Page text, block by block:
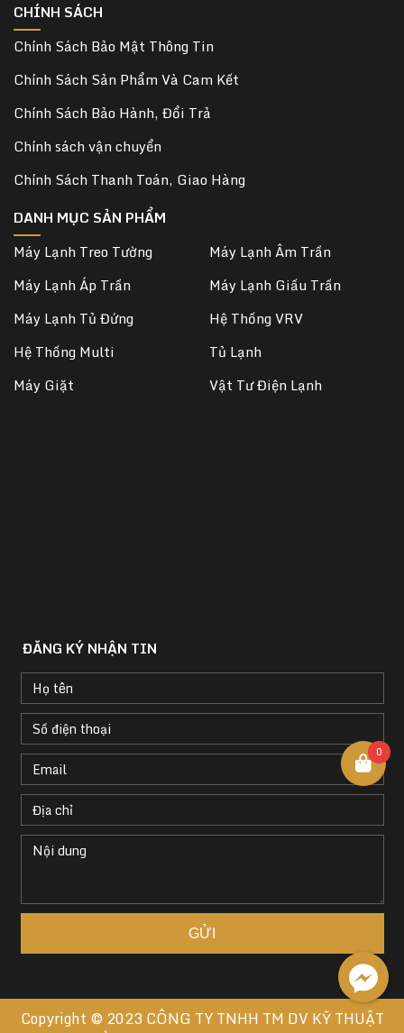
CHÍNH SÁCH
Chính Sách Bảo Mật Thông Tin
Chính Sách Sản Phẩm Và Cam Kết
Chính Sách Bảo Hành, Đổi Trả
Chính sách vận chuyển
Chính Sách Thanh Toán, Giao Hàng
DANH MỤC SẢN PHẨM
Máy Lạnh Treo Tường
Máy Lạnh Âm Trần
Máy Lạnh Áp Trần
Máy Lạnh Giấu Trần
Máy Lạnh Tủ Đứng
Hệ Thống VRV
Hệ Thống Multi
Tủ Lạnh
Máy Giặt
Vật Tư Điện Lạnh
ĐĂNG KÝ NHẬN TIN
Copyright © 2023 CÔNG TY TNHH TM DV KỸ THUẬT
0